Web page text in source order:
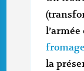
l’armée
la